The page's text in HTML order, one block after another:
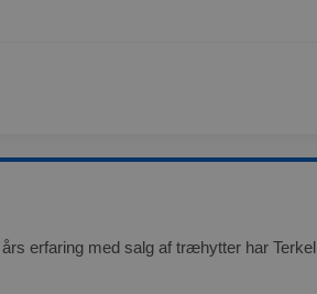
erfaring med salg af træhytter har Terkel